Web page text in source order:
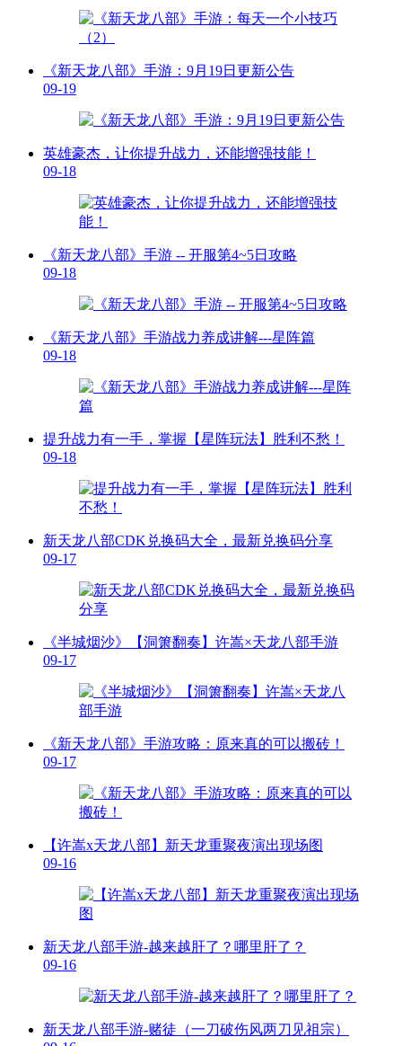
《新天龙八部》手游：9月19日更新公告
09-19
英雄豪杰，让你提升战力，还能增强技能！
09-18
《新天龙八部》手游 -- 开服第4~5日攻略
09-18
《新天龙八部》手游战力养成讲解---星阵篇
09-18
提升战力有一手，掌握【星阵玩法】胜利不愁！
09-18
新天龙八部CDK兑换码大全，最新兑换码分享
09-17
《半城烟沙》【洞箫翻奏】许嵩×天龙八部手游
09-17
《新天龙八部》手游攻略：原来真的可以搬砖！
09-17
【许嵩x天龙八部】新天龙重聚夜演出现场图
09-16
新天龙八部手游-越来越肝了？哪里肝了？
09-16
新天龙八部手游-赌徒（一刀破伤风两刀见祖宗）